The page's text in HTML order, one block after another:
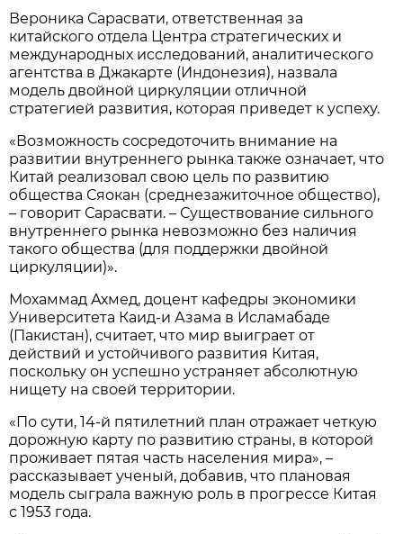
Вероника Сарасвати, ответственная за
китайского отдела Центра стратегических и
международных исследований, аналитического
агентства в Джакарте (Индонезия), назвала
модель двойной циркуляции отличной
стратегией развития, которая приведет к успеху.
«Возможность сосредоточить внимание на
развитии внутреннего рынка также означает, что
Китай реализовал свою цель по развитию
общества Сяокан (среднезажиточное общество),
– говорит Сарасвати. – Существование сильного
внутреннего рынка невозможно без наличия
такого общества (для поддержки двойной
циркуляции)».
Мохаммад Ахмед, доцент кафедры экономики
Университета Каид-и Азама в Исламабаде
(Пакистан), считает, что мир выиграет от
действий и устойчивого развития Китая,
поскольку он успешно устраняет абсолютную
нищету на своей территории.
«По сути, 14-й пятилетний план отражает четкую
дорожную карту по развитию страны, в которой
проживает пятая часть населения мира», –
рассказывает ученый, добавив, что плановая
модель сыграла важную роль в прогрессе Китая
с 1953 года.